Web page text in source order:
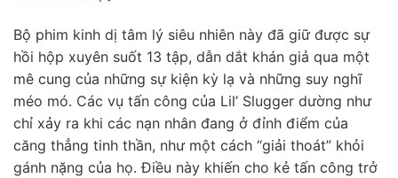
Bộ phim kinh dị tâm lý siêu nhiên này đã giữ được sự
hồi hộp xuyên suốt 13 tập, dẫn dắt khán giả qua một
mê cung của những sự kiện kỳ lạ và những suy nghĩ
méo mó. Các vụ tấn công của Lil’ Slugger dường như
chỉ xảy ra khi các nạn nhân đang ở đỉnh điểm của
căng thẳng tinh thần, như một cách “giải thoát” khỏi
gánh nặng của họ. Điều này khiến cho kẻ tấn công trở